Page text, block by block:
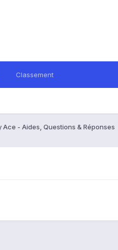
Classement
Ace - Aides, Questions & Réponses